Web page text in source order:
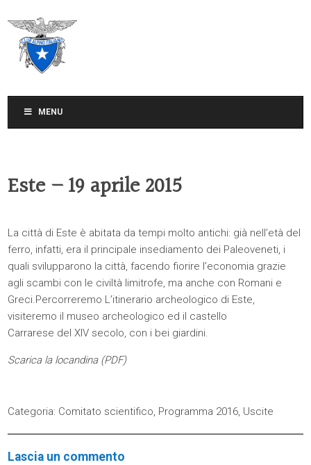
MENU
Este – 19 aprile 2015
La città di Este è abitata da tempi molto antichi: già nell’età del
ferro, infatti, era il principale insediamento dei Paleoveneti, i
quali svilupparono la città, facendo fiorire l’economia grazie
agli scambi con le civiltà limitrofe, ma anche con Romani e
Greci.Percorreremo L’itinerario archeologico di Este,
visiteremo il museo archeologico ed il castello
Carrarese del XIV secolo, con i bei giardini.
Scarica la locandina (PDF)
Categoria: Comitato scientifico, Programma 2016, Uscite
Lascia un commento